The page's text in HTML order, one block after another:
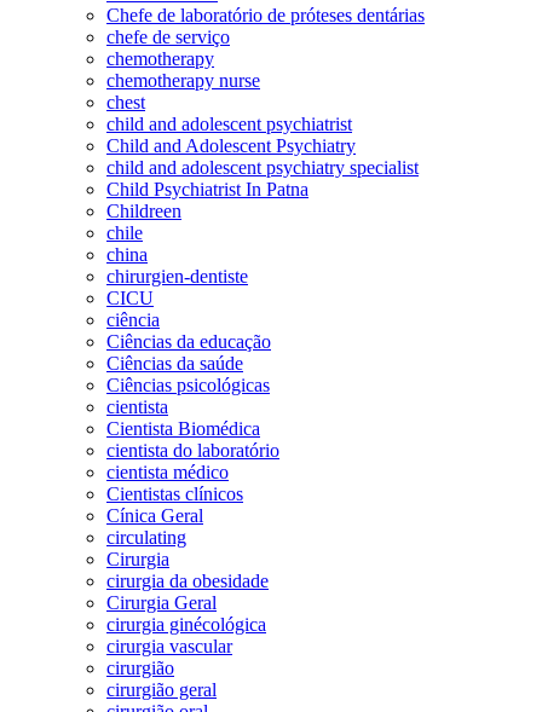
Chefe de laboratório de próteses dentárias
chefe de serviço
chemotherapy
chemotherapy nurse
chest
child and adolescent psychiatrist
Child and Adolescent Psychiatry
child and adolescent psychiatry specialist
Child Psychiatrist In Patna
Childreen
chile
china
chirurgien-dentiste
CICU
ciência
Ciências da educação
Ciências da saúde
Ciências psicológicas
cientista
Cientista Biomédica
cientista do laboratório
cientista médico
Cientistas clínicos
Cínica Geral
circulating
Cirurgia
cirurgia da obesidade
Cirurgia Geral
cirurgia ginécológica
cirurgia vascular
cirurgião
cirurgião geral